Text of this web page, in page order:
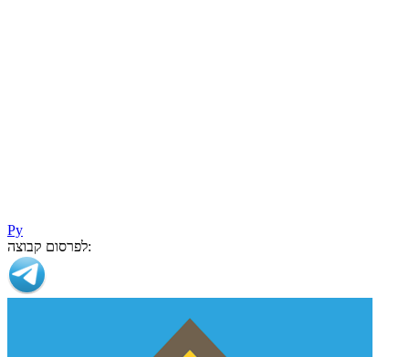
Ру
לפרסום קבוצה: